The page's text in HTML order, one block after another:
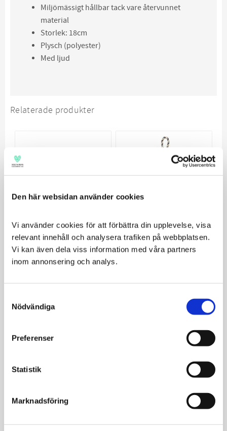
Den här websidan använder cookies
Vi använder cookies för att förbättra din upplevelse, visa
relevant innehåll och analysera trafiken på webbplatsen.
Vi kan även dela viss information med våra partners
inom annonsering och analys.
Selection
Nödvändiga
Preferenser
Statistik
Marknadsföring
Miljömässigt hållbar tack vare återvunnet
material
Storlek: 18cm
Plysch (polyester)
Med ljud
Relaterade produkter
Trixie Be Eco Anka
Hundleksak med
pipljud
139
VÄLJ VARIANT
Trixie Åsna
Plysch/Rep 66cm
159